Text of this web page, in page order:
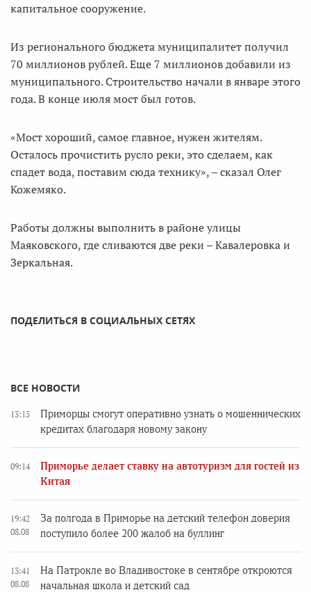
капитальное сооружение.
Из регионального бюджета муниципалитет получил
70 миллионов рублей. Еще 7 миллионов добавили из
муниципального. Строительство начали в январе этого
года. В конце июля мост был готов.
«Мост хороший, самое главное, нужен жителям.
Осталось прочистить русло реки, это сделаем, как
спадет вода, поставим сюда технику», – сказал Олег
Кожемяко.
Работы должны выполнить в районе улицы
Маяковского, где сливаются две реки – Кавалеровка и
Зеркальная.
ПОДЕЛИТЬСЯ В СОЦИАЛЬНЫХ СЕТЯХ
ВСЕ НОВОСТИ
13:15
Приморцы смогут оперативно узнать о мошеннических
кредитах благодаря новому закону
09:14
Приморье делает ставку на автотуризм для гостей из
Китая
19:42
08.08
За полгода в Приморье на детский телефон доверия
поступило более 200 жалоб на буллинг
13:41
08.08
На Патрокле во Владивостоке в сентябре откроются
начальная школа и детский сад